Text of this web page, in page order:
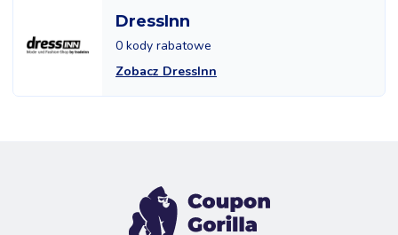
DressInn
0 kody rabatowe
Zobacz DressInn